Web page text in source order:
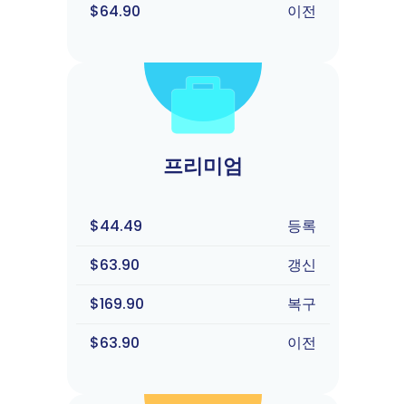
$64.90
이전
프리미엄
$44.49
등록
$63.90
갱신
$169.90
복구
$63.90
이전